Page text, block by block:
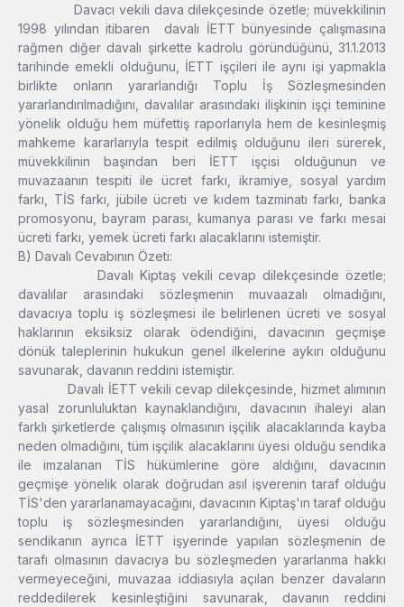
Davacı vekili dava dilekçesinde özetle; müvekkilinin
1998 yılından itibaren davalı İETT bünyesinde çalışmasına
rağmen diğer davalı şirkette kadrolu göründüğünü, 31.1.2013
tarihinde emekli olduğunu, İETT işçileri ile aynı işi yapmakla
birlikte onların yararlandığı Toplu İş Sözleşmesinden
yararlandırılmadığını, davalılar arasındaki ilişkinin işçi teminine
yönelik olduğu hem müfettiş raporlarıyla hem de kesinleşmiş
mahkeme kararlarıyla tespit edilmiş olduğunu ileri sürerek,
müvekkilinin başından beri İETT işçisi olduğunun ve
muvazaanın tespiti ile ücret farkı, ikramiye, sosyal yardım
farkı, TİS farkı, jübile ücreti ve kıdem tazminatı farkı, banka
promosyonu, bayram parası, kumanya parası ve farkı mesai
ücreti farkı, yemek ücreti farkı alacaklarını istemiştir.
B) Davalı Cevabının Özeti:
Davalı Kiptaş vekili cevap dilekçesinde özetle;
davalılar arasındaki sözleşmenin muvaazalı olmadığını,
davacıya toplu iş sözleşmesi ile belirlenen ücreti ve sosyal
haklarının eksiksiz olarak ödendiğini, davacının geçmişe
dönük taleplerinin hukukun genel ilkelerine aykırı olduğunu
savunarak, davanın reddini istemiştir.
Davalı İETT vekili cevap dilekçesinde, hizmet alımının
yasal zorunluluktan kaynaklandığını, davacının ihaleyi alan
farklı şirketlerde çalışmış olmasının işçilik alacaklarında kayba
neden olmadığını, tüm işçilik alacaklarını üyesi olduğu sendika
ile imzalanan TİS hükümlerine göre aldığını, davacının
geçmişe yönelik olarak doğrudan asıl işverenin taraf olduğu
TİS'den yararlanamayacağını, davacının Kiptaş'ın taraf olduğu
toplu iş sözleşmesinden yararlandığını, üyesi olduğu
sendikanın ayrıca İETT işyerinde yapılan sözleşmenin de
tarafı olmasının davacıya bu sözleşmeden yararlanma hakkı
vermeyeceğini, muvazaa iddiasıyla açılan benzer davaların
reddedilerek kesinleştiğini savunarak, davanın reddini